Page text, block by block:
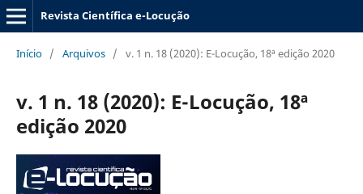
Revista Científica e-Locução
Início / Arquivos / v. 1 n. 18 (2020): E-Locução, 18ª edição 2020
v. 1 n. 18 (2020): E-Locução, 18ª
edição 2020